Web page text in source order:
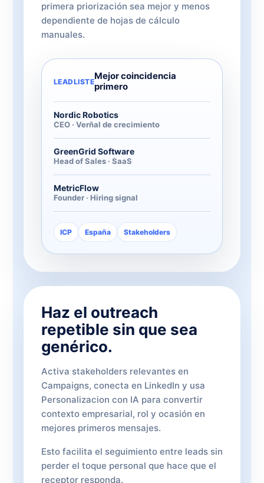
primera priorización sea mejor y menos
dependiente de hojas de cálculo
manuales.
LEADLISTEMejor coincidencia
primero
Nordic Robotics
CEO · Verñal de crecimiento
GreenGrid Software
Head of Sales · SaaS
MetricFlow
Founder · Hiring signal
ICP España Stakeholders
Haz el outreach
repetible sin que sea
genérico.
Activa stakeholders relevantes en
Campaigns, conecta en LinkedIn y usa
Personalizacion con IA para convertir
contexto empresarial, rol y ocasión en
mejores primeros mensajes.
Esto facilita el seguimiento entre leads sin
perder el toque personal que hace que el
receptor responda.